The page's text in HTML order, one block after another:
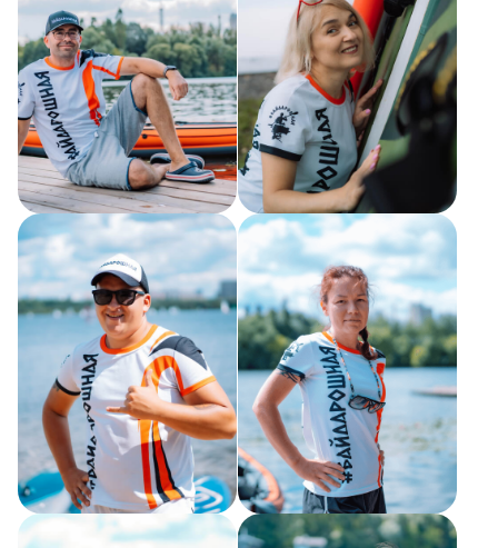
Ещё в команде
Байдарошная — это
команда опытных водных
туристов.
Мы даём людям, мало знакомым с
водным туризмом, необычные
эмоции, проводя трёхчасовые
сплавы на байдарках. Мы делаем
так, чтобы вам понравился
водный туризм также, как он
нравится нам.